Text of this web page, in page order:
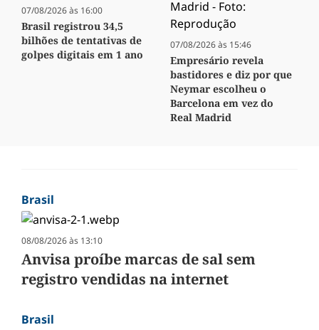
07/08/2026 às 16:00
Brasil registrou 34,5
bilhões de tentativas de
golpes digitais em 1 ano
07/08/2026 às 15:46
Empresário revela
bastidores e diz por que
Neymar escolheu o
Barcelona em vez do
Real Madrid
Brasil
08/08/2026 às 13:10
Anvisa proíbe marcas de sal sem
registro vendidas na internet
Brasil